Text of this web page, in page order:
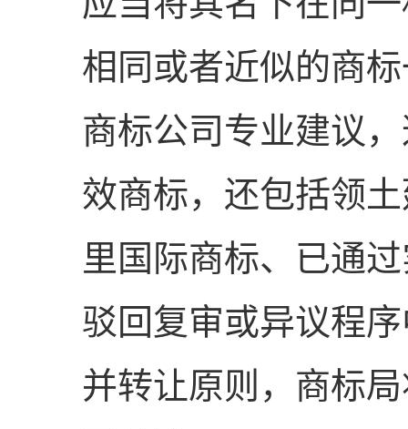
相同或者近似的商
商标公司专业建议
效商标，还包括领
里国际商标、已通
驳回复审或异议程
并转让原则，商标